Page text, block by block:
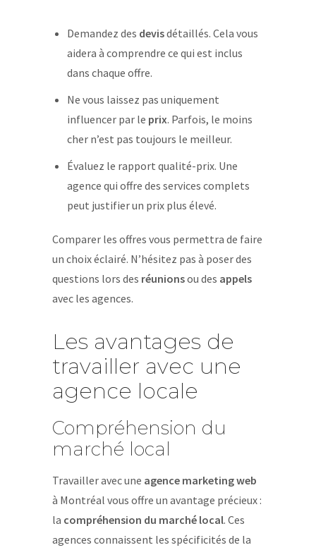
Demandez des devisdétaillés. Cela vous
aidera à comprendre ce qui est inclus
dans chaque offre.
Ne vous laissez pas uniquement
influencer par le prix. Parfois, le moins
cher n’est pas toujours le meilleur.
Évaluez le rapport qualité-prix. Une
agence qui offre des services complets
peut justifier un prix plus élevé.
Comparer les offres vous permettra de faire
un choix éclairé. N’hésitez pas à poser des
questions lors des réunionsou des appels
avec les agences.
Les avantages de
travailler avec une
agence locale
Compréhension du
marché local
Travailler avec une agence marketing web
à Montréal vous offre un avantage précieux :
la compréhension du marché local. Ces
agences connaissent les spécificités de la